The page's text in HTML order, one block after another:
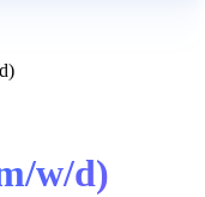
w/d)